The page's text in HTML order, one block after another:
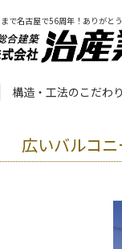
で名古屋で56周年！ありがと
構造・工法のこだわり
広いバルコ